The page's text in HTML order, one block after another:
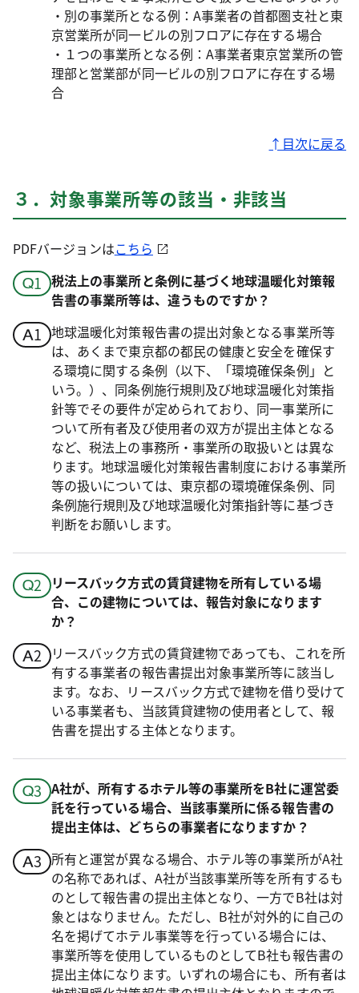
・別の事業所となる例：A事業者の首都圏支社と東
京営業所が同一ビルの別フロアに存在する場合
・１つの事業所となる例：A事業者東京営業所の管
理部と営業部が同一ビルの別フロアに存在する場
合
↑目次に戻る
３．対象事業所等の該当・非該当
PDFバージョンはこちら
税法上の事業所と条例に基づく地球温暖化対策報
告書の事業所等は、違うものですか？
地球温暖化対策報告書の提出対象となる事業所等
は、あくまで東京都の都民の健康と安全を確保す
る環境に関する条例（以下、「環境確保条例」と
いう。）、同条例施行規則及び地球温暖化対策指
針等でその要件が定められており、同一事業所に
ついて所有者及び使用者の双方が提出主体となる
など、税法上の事務所・事業所の取扱いとは異な
ります。地球温暖化対策報告書制度における事業所
等の扱いについては、東京都の環境確保条例、同
条例施行規則及び地球温暖化対策指針等に基づき
判断をお願いします。
リースバック方式の賃貸建物を所有している場
合、この建物については、報告対象になります
か？
リースバック方式の賃貸建物であっても、これを所
有する事業者の報告書提出対象事業所等に該当し
ます。なお、リースバック方式で建物を借り受けて
いる事業者も、当該賃貸建物の使用者として、報
告書を提出する主体となります。
A社が、所有するホテル等の事業所をB社に運営委
託を行っている場合、当該事業所に係る報告書の
提出主体は、どちらの事業者になりますか？
所有と運営が異なる場合、ホテル等の事業所がA社
の名称であれば、A社が当該事業所等を所有するも
のとして報告書の提出主体となり、一方でB社は対
象とはなりません。ただし、B社が対外的に自己の
名を掲げてホテル事業等を行っている場合には、
事業所等を使用しているものとしてB社も報告書の
提出主体になります。いずれの場合にも、所有者は